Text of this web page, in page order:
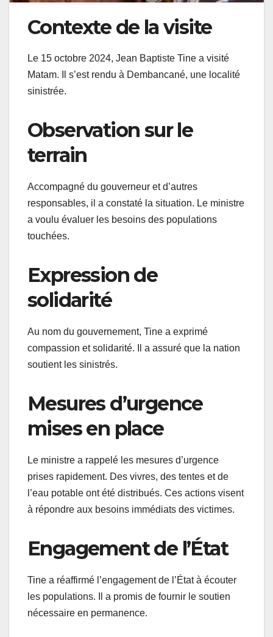
Contexte de la visite
Le 15 octobre 2024, Jean Baptiste Tine a visité
Matam. Il s’est rendu à Dembancané, une localité
sinistrée.
Observation sur le
terrain
Accompagné du gouverneur et d’autres
responsables, il a constaté la situation. Le ministre
a voulu évaluer les besoins des populations
touchées.
Expression de
solidarité
Au nom du gouvernement, Tine a exprimé
compassion et solidarité. Il a assuré que la nation
soutient les sinistrés.
Mesures d’urgence
mises en place
Le ministre a rappelé les mesures d’urgence
prises rapidement. Des vivres, des tentes et de
l’eau potable ont été distribués. Ces actions visent
à répondre aux besoins immédiats des victimes.
Engagement de l’État
Tine a réaffirmé l’engagement de l’État à écouter
les populations. Il a promis de fournir le soutien
nécessaire en permanence.